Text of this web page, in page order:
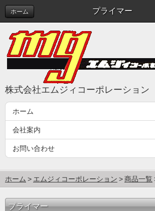
プライマー
ホーム
株式会社エムジィコーポレーション
ホーム
会社案内
お問い合わせ
ホーム エムジィコーポレーション 商品一覧
プライマー